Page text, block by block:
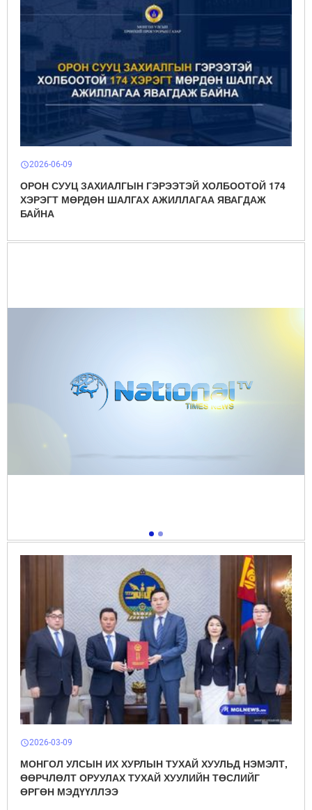
schedule2026-06-09
ОРОН СУУЦ ЗАХИАЛГЫН ГЭРЭЭТЭЙ ХОЛБООТОЙ 174
ХЭРЭГТ МӨРДӨН ШАЛГАХ АЖИЛЛАГАА ЯВАГДАЖ
БАЙНА
schedule2026-03-09
МОНГОЛ УЛСЫН ИХ ХУРЛЫН ТУХАЙ ХУУЛЬД НЭМЭЛТ,
ӨӨРЧЛӨЛТ ОРУУЛАХ ТУХАЙ ХУУЛИЙН ТӨСЛИЙГ
ӨРГӨН МЭДҮҮЛЛЭЭ